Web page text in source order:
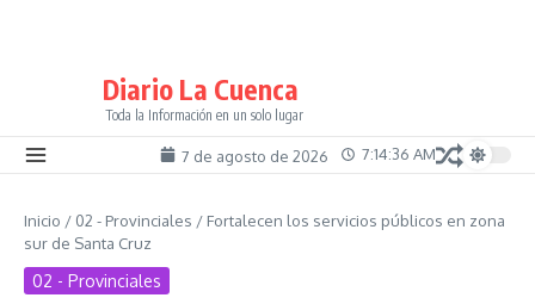
Diario La Cuenca
Toda la Información en un solo lugar
7 de agosto de 2026 7:14:36 AM
Inicio / 02 - Provinciales / Fortalecen los servicios públicos en zona
sur de Santa Cruz
02 - Provinciales